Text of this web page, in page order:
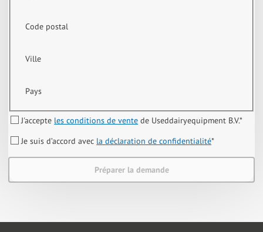
Code postal
Ville
Pays
J'accepte les conditions de vente de Useddairyequipment B.V.*
Je suis d’accord avec la déclaration de confidentialité*
Préparer la demande